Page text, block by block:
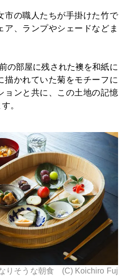
市の職人たちが手掛けた竹で
ア、ランプやシェードなどま
の部屋に残された襖を和紙に
描かれていた菊をモチーフに
ョンと共に、この土地の記憶
。
りそうな朝食 (C) Koichiro Fuj